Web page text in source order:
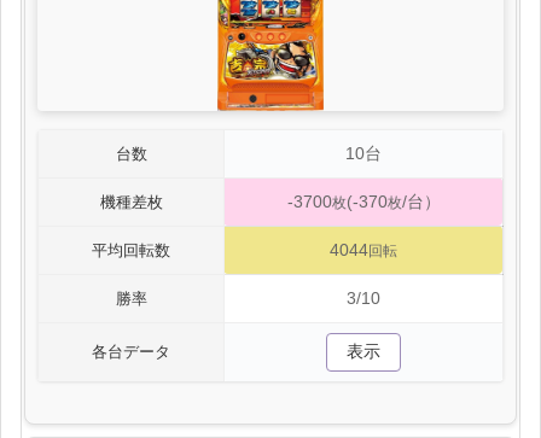
台数 10台
機種差枚 -3700枚(-370枚/台）
平均回転数 4044回転
勝率 3/10
各台データ 表示